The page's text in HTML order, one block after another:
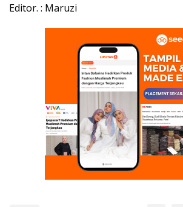
Editor. : Maruzi